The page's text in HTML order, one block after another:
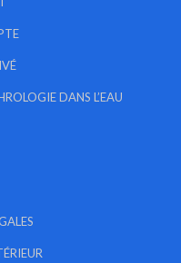
DANS L’EAU